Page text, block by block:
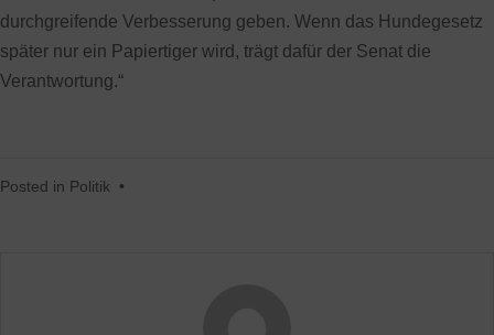
durchgreifende Verbesserung geben. Wenn das Hundegesetz
später nur ein Papiertiger wird, trägt dafür der Senat die
Verantwortung.“
Posted in Politik •